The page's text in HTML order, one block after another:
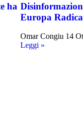
ha
Europa
Omar Congiu 14
Leggi »